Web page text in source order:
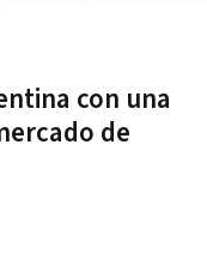
con una
de